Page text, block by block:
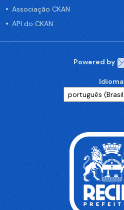
Associação CKAN
API do CKAN
Powered by
Idioma